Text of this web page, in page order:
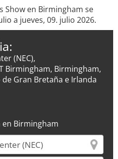
Show en Birmingham se
a jueves, 09. julio 2026.
(NEC),
Birmingham, Birmingham,
Gran Bretaña e Irlanda
en Birmingham